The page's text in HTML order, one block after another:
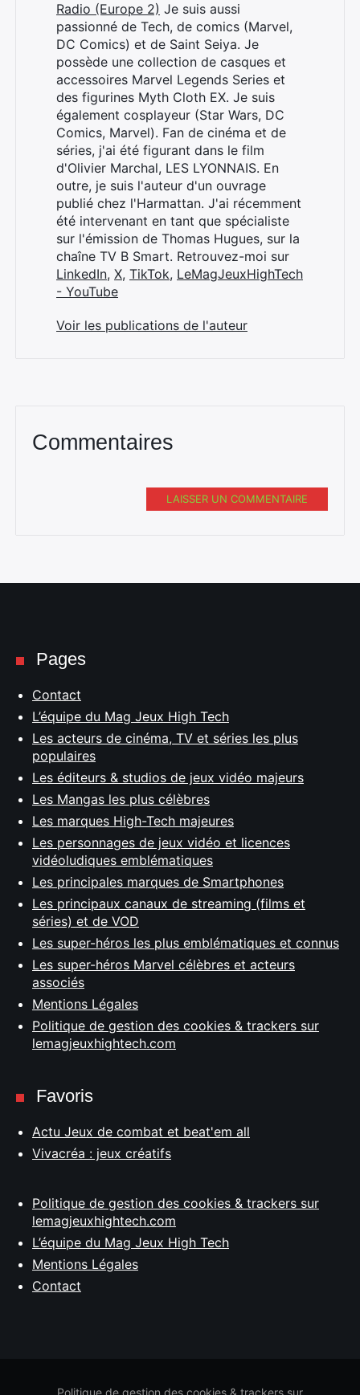
Radio (Europe 2) Je suis aussi
passionné de Tech, de comics (Marvel,
DC Comics) et de Saint Seiya. Je
possède une collection de casques et
accessoires Marvel Legends Series et
des figurines Myth Cloth EX. Je suis
également cosplayeur (Star Wars, DC
Comics, Marvel). Fan de cinéma et de
séries, j'ai été figurant dans le film
d'Olivier Marchal, LES LYONNAIS. En
outre, je suis l'auteur d'un ouvrage
publié chez l'Harmattan. J'ai récemment
été intervenant en tant que spécialiste
sur l'émission de Thomas Hugues, sur la
chaîne TV B Smart. Retrouvez-moi sur
LinkedIn, X, TikTok, LeMagJeuxHighTech
- YouTube
Voir les publications de l'auteur
Commentaires
LAISSER UN COMMENTAIRE
Pages
Contact
L’équipe du Mag Jeux High Tech
Les acteurs de cinéma, TV et séries les plus
populaires
Les éditeurs & studios de jeux vidéo majeurs
Les Mangas les plus célèbres
Les marques High-Tech majeures
Les personnages de jeux vidéo et licences
vidéoludiques emblématiques
Les principales marques de Smartphones
Les principaux canaux de streaming (films et
séries) et de VOD
Les super-héros les plus emblématiques et connus
Les super-héros Marvel célèbres et acteurs
associés
Mentions Légales
Politique de gestion des cookies & trackers sur
lemagjeuxhightech.com
Favoris
Actu Jeux de combat et beat'em all
Vivacréa : jeux créatifs
Politique de gestion des cookies & trackers sur
lemagjeuxhightech.com
L’équipe du Mag Jeux High Tech
Mentions Légales
Contact
Politique de gestion des cookies & trackers sur